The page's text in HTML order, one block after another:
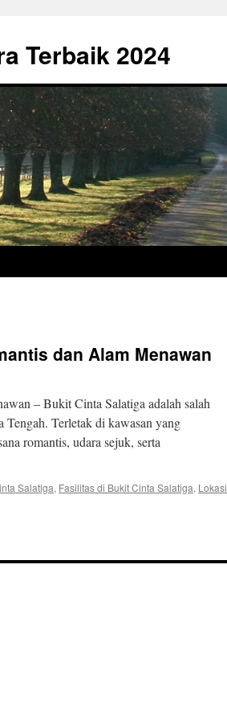
Terbaik 2024
dan Alam Menawan
– Bukit Cinta Salatiga adalah salah
Tengah. Terletak di kawasan yang
romantis, udara sejuk, serta
Salatiga, Fasilitas di Bukit Cinta Salatiga, Lokasi